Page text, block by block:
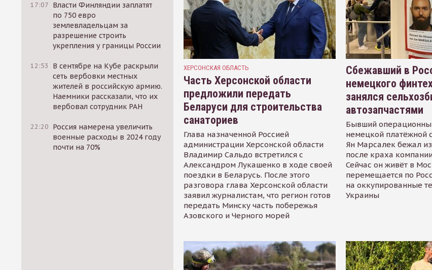
17:07 Власти Финляндии заплатят
по 750 евро
землевладельцам за
разрешение строить
укрепления у границы России
12:53
В сентябре на Кубе раскрыли
сеть вербовки местных
жителей в российскую армию.
Наемники рассказали, что их
вербовал сотрудник РАН
22:20 Россия намерена увеличить
военные расходы в 2024 году
почти на 70%
ХЕРСОНСКАЯ ОБЛАСТЬ
Часть Херсонской области
предложили передать
Беларуси для строительства
санаториев
Глава назначенной Россией
администрации Херсонской области
Владимир Сальдо встретился с
Александром Лукашенко в ходе своей
поездки в Беларусь. После этого
разговора глава Херсонской области
заявил журналистам, что регион готов
передать Минску часть побережья
Азовского и Черного морей
Сбежавший в
немецкого
занялся
автозапчастями
Бывший
немецкой платёжной
Ян Марсалек бежал
после краха
Сейчас он живёт в
перемещается по
на оккупированные
Украины